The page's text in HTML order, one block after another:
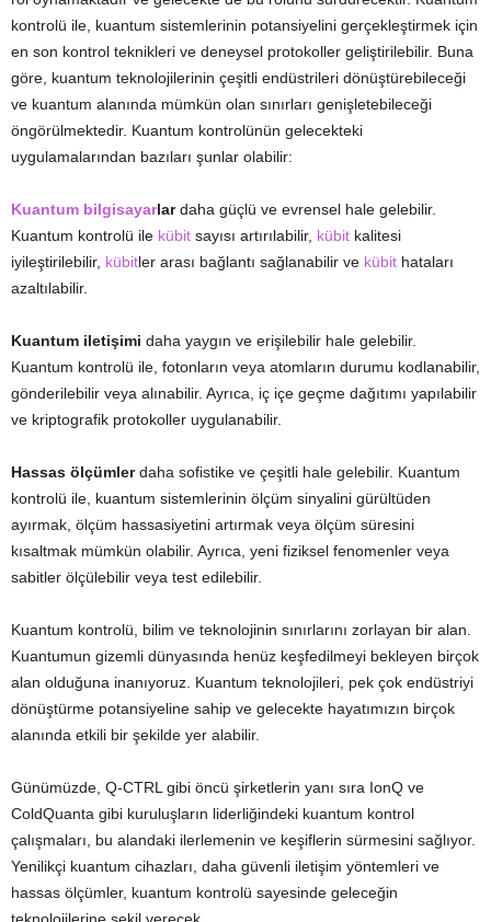
kontrolü ile, kuantum sistemlerinin potansiyelini gerçekleştirmek için
en son kontrol teknikleri ve deneysel protokoller geliştirilebilir. Buna
göre, kuantum teknolojilerinin çeşitli endüstrileri dönüştürebileceği
ve kuantum alanında mümkün olan sınırları genişletebileceği
öngörülmektedir. Kuantum kontrolünün gelecekteki
uygulamalarından bazıları şunlar olabilir:
Kuantum bilgisayarlardaha güçlü ve evrensel hale gelebilir.
Kuantum kontrolü ile kübit sayısı artırılabilir, kübit kalitesi
iyileştirilebilir, kübitler arası bağlantı sağlanabilir ve kübit hataları
azaltılabilir.
Kuantum iletişimi daha yaygın ve erişilebilir hale gelebilir.
Kuantum kontrolü ile, fotonların veya atomların durumu kodlanabilir,
gönderilebilir veya alınabilir. Ayrıca, iç içe geçme dağıtımı yapılabilir
ve kriptografik protokoller uygulanabilir.
Hassas ölçümlerdaha sofistike ve çeşitli hale gelebilir. Kuantum
kontrolü ile, kuantum sistemlerinin ölçüm sinyalini gürültüden
ayırmak, ölçüm hassasiyetini artırmak veya ölçüm süresini
kısaltmak mümkün olabilir. Ayrıca, yeni fiziksel fenomenler veya
sabitler ölçülebilir veya test edilebilir.
Kuantum kontrolü, bilim ve teknolojinin sınırlarını zorlayan bir alan.
Kuantumun gizemli dünyasında henüz keşfedilmeyi bekleyen birçok
alan olduğuna inanıyoruz. Kuantum teknolojileri, pek çok endüstriyi
dönüştürme potansiyeline sahip ve gelecekte hayatımızın birçok
alanında etkili bir şekilde yer alabilir.
Günümüzde, Q-CTRL gibi öncü şirketlerin yanı sıra IonQ ve
ColdQuanta gibi kuruluşların liderliğindeki kuantum kontrol
çalışmaları, bu alandaki ilerlemenin ve keşiflerin sürmesini sağlıyor.
Yenilikçi kuantum cihazları, daha güvenli iletişim yöntemleri ve
hassas ölçümler, kuantum kontrolü sayesinde geleceğin